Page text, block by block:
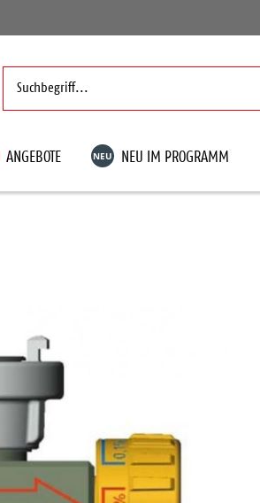
ANGEBOTE NEU NEU IM PROGRAMM